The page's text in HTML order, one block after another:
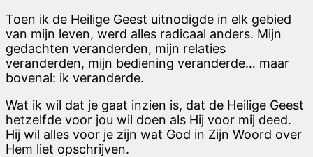
Toen ik de Heilige Geest uitnodigde in elk gebied
van mijn leven, werd alles radicaal anders. Mijn
gedachten veranderden, mijn relaties
veranderden, mijn bediening veranderde… maar
bovenal: ik veranderde.
Wat ik wil dat je gaat inzien is, dat de Heilige Geest
hetzelfde voor jou wil doen als Hij voor mij deed.
Hij wil alles voor je zijn wat God in Zijn Woord over
Hem liet opschrijven.